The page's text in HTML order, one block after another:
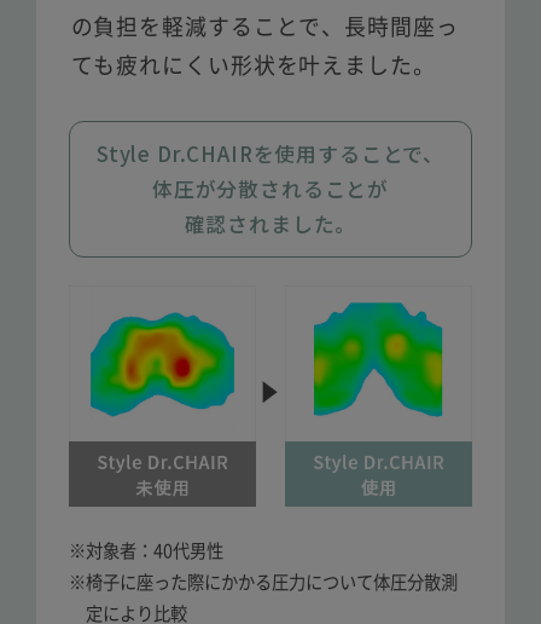
の負担を軽減することで、長時間座っ
ても疲れにくい形状を叶えました。
Style Dr.CHAIRを使用することで、
体圧が分散されることが
確認されました。
※対象者：40代男性
※椅子に座った際にかかる圧力について体圧分散測
定により比較